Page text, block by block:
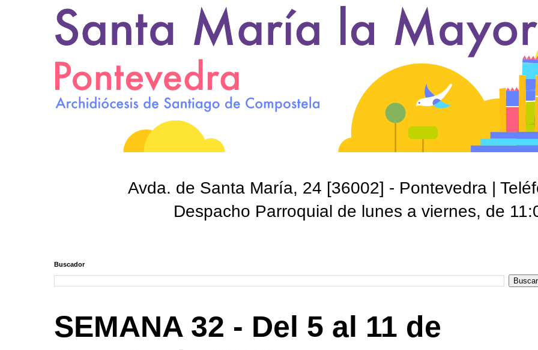
Avda. de Santa María, 24 [36002] - Pontevedra |
Despacho Parroquial de lunes a viernes, de
Buscador
SEMANA 32 - Del 5 al 11 de